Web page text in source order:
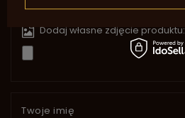
Dodaj własne zdjęcie produktu:
Twoje imię